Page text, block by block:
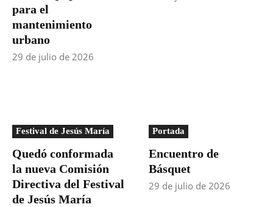
para el
mantenimiento
urbano
29 de julio de 2026
Festival de Jesús María
Quedó conformada
la nueva Comisión
Directiva del Festival
de Jesús María
Portada
Encuentro de
Básquet
29 de julio de 2026